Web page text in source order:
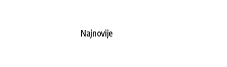
Najnovije